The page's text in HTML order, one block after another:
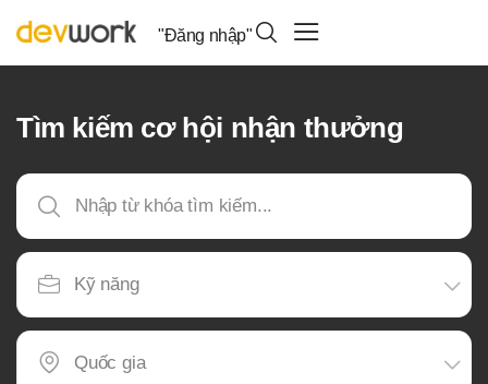
"Đăng nhập"
Tìm kiếm cơ hội nhận thưởng